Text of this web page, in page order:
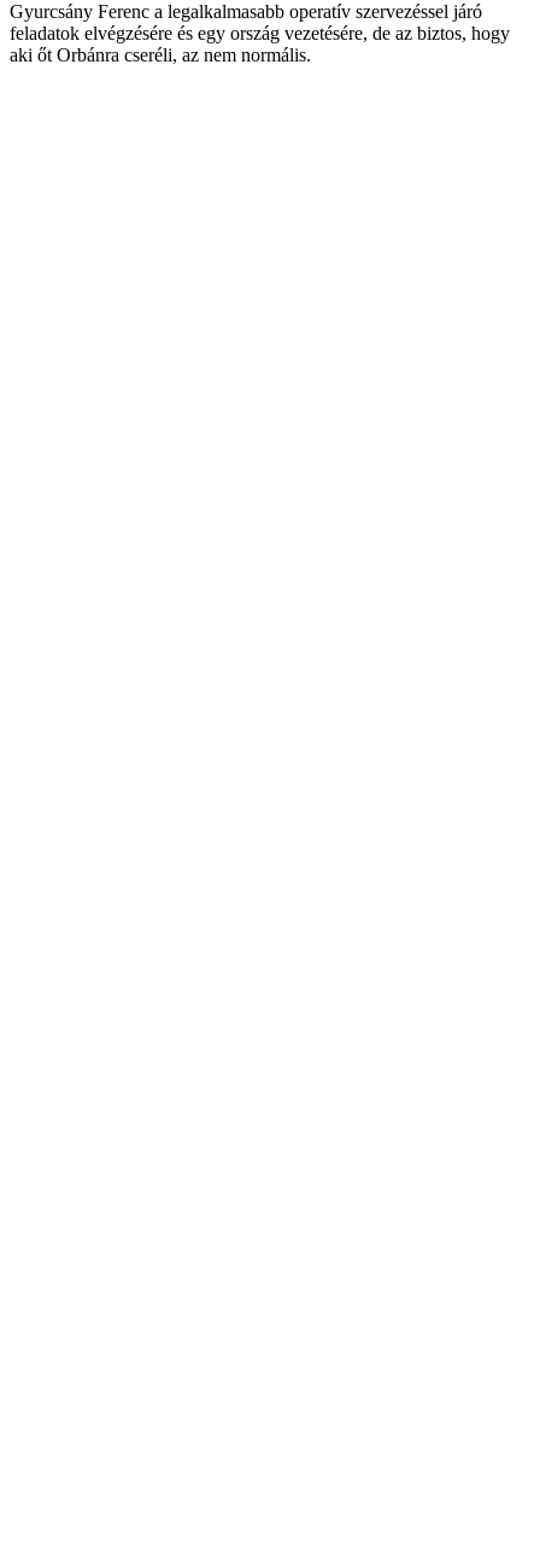
Gyurcsány Ferenc a legalkalmasabb operatív szervezéssel járó
feladatok elvégzésére és egy ország vezetésére, de az biztos, hogy
aki őt Orbánra cseréli, az nem normális.